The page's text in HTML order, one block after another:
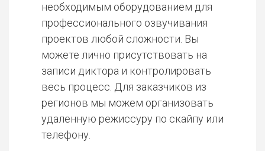
необходимым оборудованием для
профессионального озвучивания
проектов любой сложности. Вы
можете лично присутствовать на
записи диктора и контролировать
весь процесс. Для заказчиков из
регионов мы можем организовать
удаленную режиссуру по скайпу или
телефону.